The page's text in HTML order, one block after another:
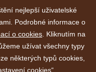
nejlepší uživatelské
Podrobné informace o
o cookies . Kliknutím na
užívat všechny typy
některých typů cookies,
cookies“.